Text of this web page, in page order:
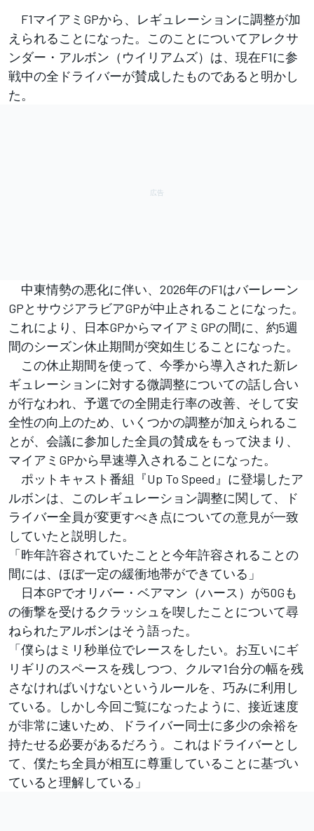
F1マイアミGPから、レギュレーションに調整が加
えられることになった。このことについてアレクサ
ンダー・アルボン（ウイリアムズ）は、現在F1に参
戦中の全ドライバーが賛成したものであると明かし
た。
中東情勢の悪化に伴い、2026年のF1はバーレーン
GPとサウジアラビアGPが中止されることになった。
これにより、日本GPからマイアミGPの間に、約5週
間のシーズン休止期間が突如生じることになった。
この休止期間を使って、今季から導入された新レ
ギュレーションに対する微調整についての話し合い
が行なわれ、予選での全開走行率の改善、そして安
全性の向上のため、いくつかの調整が加えられるこ
とが、会議に参加した全員の賛成をもって決まり、
マイアミGPから早速導入されることになった。
ポットキャスト番組『Up To Speed』に登場したア
ルボンは、このレギュレーション調整に関して、ド
ライバー全員が変更すべき点についての意見が一致
していたと説明した。
「昨年許容されていたことと今年許容されることの
間には、ほぼ一定の緩衝地帯ができている」
日本GPでオリバー・ベアマン（ハース）が50Gも
の衝撃を受けるクラッシュを喫したことについて尋
ねられたアルボンはそう語った。
「僕らはミリ秒単位でレースをしたい。お互いにギ
リギリのスペースを残しつつ、クルマ1台分の幅を残
さなければいけないというルールを、巧みに利用し
ている。しかし今回ご覧になったように、接近速度
が非常に速いため、ドライバー同士に多少の余裕を
持たせる必要があるだろう。これはドライバーとし
て、僕たち全員が相互に尊重していることに基づい
ていると理解している」